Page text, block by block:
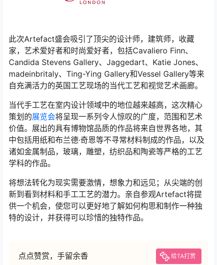
此次Artefact盛会吸引了顶尖的设计师，建筑师，收藏
家，艺术爱好者和时尚爱好者，包括Cavaliero Finn、
Candida Stevens Gallery、Jaggedart、Katie Jones、
madeinbritaly、Ting-Ying Gallery和Vessel Gallery等来
自充满活力的英国工艺现场的当代工艺和视觉艺术画廊。
当代手工艺在室内设计领域中的地位越来越高，这次精心
策划的展览会将呈现一系列令人惊叹的广度，范围和艺术
价值。展出的具有博物馆品质的作品将来自世界各地，其
中包括用纸和布兰德·奇恩等不寻常材料制成的作品，以及
诸如金属制品，玻璃，雕塑，纺织品和陶瓷等严格的工艺
学科的作品。
将想法转化为现实需要激情，想象力和远见；从尖端的创
新到看到材料和手工工艺的潜力。亲自参观Artefact将提
供一个机会，使您可以更好地了解如何构思和制作一种独
特的设计，并获得可以珍惜的独特作品。
点点赞赏，手留余香 给TA打赏